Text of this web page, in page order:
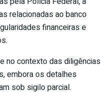
relacionadas ao banco
financeiras e
no contexto das diligências
embora os detalhes
sob sigilo parcial.